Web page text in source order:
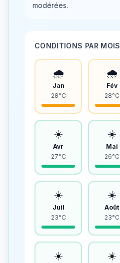
modérées.
CONDITIONS PAR MOIS
🌧️
Jan
28°C
🌧️
Fév
28°C
☀️
Avr
27°C
☀️
Mai
26°C
☀️
Juil
23°C
☀️
Août
23°C
☀️ ☀️